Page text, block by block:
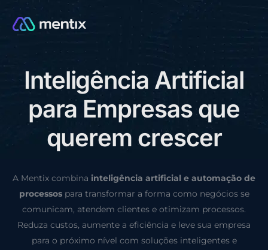
Inteligência Artificial
para Empresas que
querem crescer
A Mentix combina inteligência artificial e automação de
processospara transformar a forma como negócios se
comunicam, atendem clientes e otimizam processos.
Reduza custos, aumente a eficiência e leve sua empresa
para o próximo nível com soluções inteligentes e
CONSULTORIA GRÁTIS